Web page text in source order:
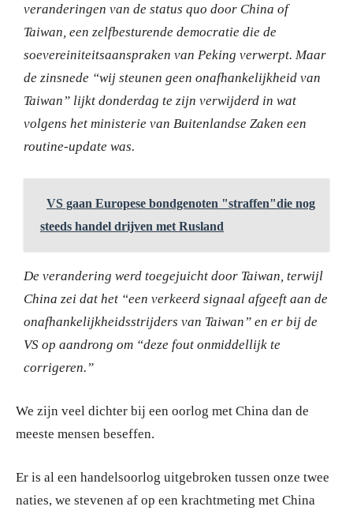
veranderingen van de status quo door China of
Taiwan, een zelfbesturende democratie die de
soevereiniteitsaanspraken van Peking verwerpt. Maar
de zinsnede “wij steunen geen onafhankelijkheid van
Taiwan” lijkt donderdag te zijn verwijderd in wat
volgens het ministerie van Buitenlandse Zaken een
routine-update was.
VS gaan Europese bondgenoten "straffen"die nog
steeds handel drijven met Rusland
De verandering werd toegejuicht door Taiwan, terwijl
China zei dat het “een verkeerd signaal afgeeft aan de
onafhankelijkheidsstrijders van Taiwan” en er bij de
VS op aandrong om “deze fout onmiddellijk te
corrigeren.”
We zijn veel dichter bij een oorlog met China dan de
meeste mensen beseffen.
Er is al een handelsoorlog uitgebroken tussen onze twee
naties, we stevenen af op een krachtmeting met China